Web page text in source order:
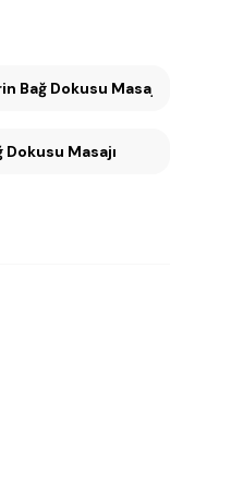
Bağ Dokusu Masajı
Dokusu Masajı